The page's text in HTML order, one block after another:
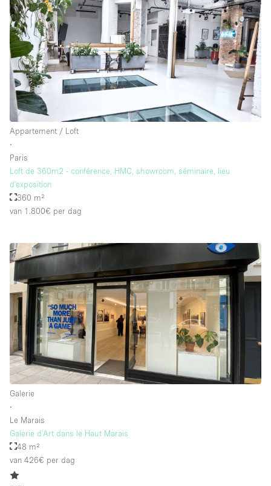
Appartement / Loft
∙
Paris
Loft de 360m2 - conférence, HMC, showroom, séminaire, lieu
d'exposition
360 m²
van 1.800€ per dag
Galerie
∙
Le Marais
Galerie d'Art dans le Haut Marais
48 m²
van 426€ per dag